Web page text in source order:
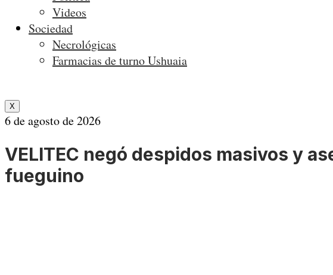
Videos
Sociedad
Necrológicas
Farmacias de turno Ushuaia
X
6 de agosto de 2026
VELITEC negó despidos masivos y
fueguino